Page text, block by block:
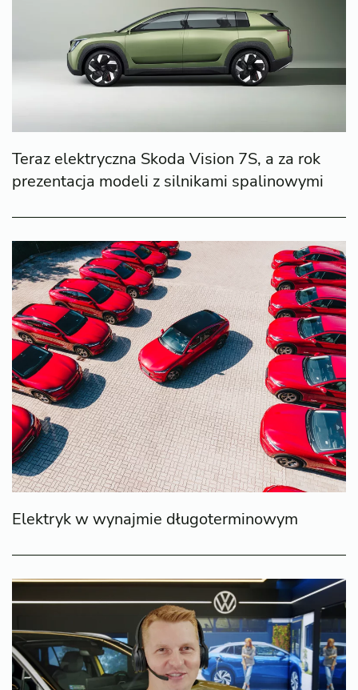
Teraz elektryczna Skoda Vision 7S, a za rok
prezentacja modeli z silnikami spalinowymi
Elektryk w wynajmie długoterminowym